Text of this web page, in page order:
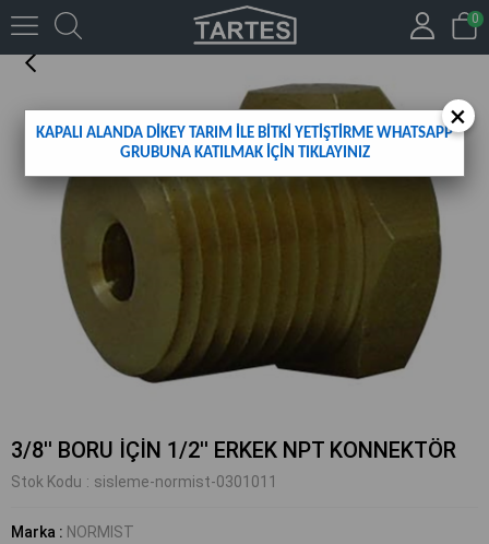
0
3/8'' BORU İÇİN 1/2'' ERKEK NPT KONNEKTÖR
3/8'' BORU İÇİN 1/2'' ERKEK NPT KONNEKTÖR
Stok Kodu sisleme-normist-0301011
Marka : NORMIST
×
KAPALI ALANDA DİKEY TARIM İLE BİTKİ YETİŞTİRME WHATSAPP
GRUBUNA KATILMAK İÇİN TIKLAYINIZ